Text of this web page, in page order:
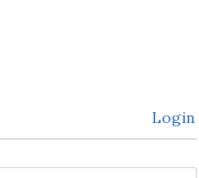
Login